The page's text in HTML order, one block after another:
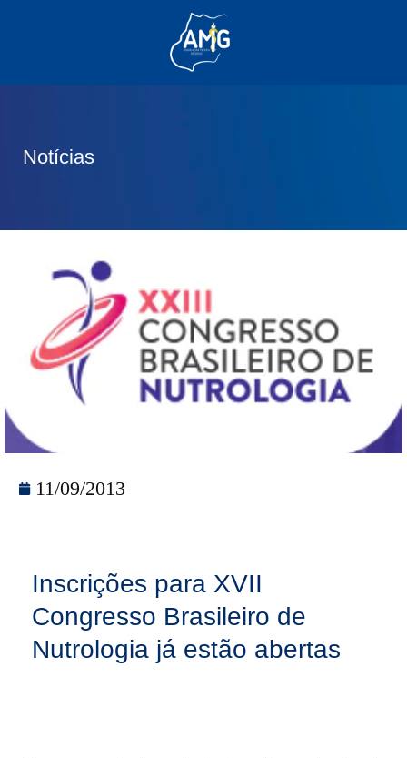
Notícias
11/09/2013
Inscrições para XVII
Congresso Brasileiro de
Nutrologia já estão abertas